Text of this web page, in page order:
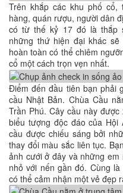
Trên khắp các khu phố
hàng, quán rượu, người dân
có từ thế kỷ 17 đó là thắp
những thứ hiện đại khác
hoàn toàn có thể chiêm
cổ một cách trọn vẹn nhất.
Điểm đến đầu tiên bạn phải
cầu Nhật Bản. Chùa Cầu
Trần Phú. Cây cầu này
biểu tượng độc đáo của Hội
cầu được chiếu sáng bởi
thay đổi màu sắc liên tục.
ảnh cưới ở đây và những
nhỏ với nến gần đó. Cùng
có thể cảm nhận một vẻ đẹp